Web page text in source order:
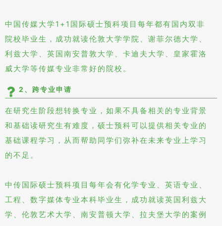
中国传媒大学1+1国际硕士预科项目每年都有国内双非
院校毕业生，成功就读伦敦大学学院、谢菲尔德大学、
利兹大学、英国南安普敦大学、卡迪夫大学、皇家霍洛
威大学等传媒专业非常好的院校。
2、跨专业申请
在研究生阶段想转换专业，如果不具备相关的专业背景
和基础读研究生有难度，硕士预科可以提供相关专业的
基础课程学习，从而帮助同学们弥补在未来专业上学习
的不足。
中传国际硕士预科项目每年会有化学专业、英语专业、
工程、数字媒体专业本科毕业生，成功就读英国利兹大
学、伦敦艺术大学、南安普顿大学、拉夫堡大学的案例